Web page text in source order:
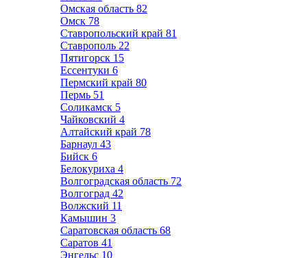
Омская область 82
Омск 78
Ставропольский край 81
Ставрополь 22
Пятигорск 15
Ессентуки 6
Пермский край 80
Пермь 51
Соликамск 5
Чайковский 4
Алтайский край 78
Барнаул 43
Бийск 6
Белокуриха 4
Волгоградская область 72
Волгоград 42
Волжский 11
Камышин 3
Саратовская область 68
Саратов 41
Энгельс 10